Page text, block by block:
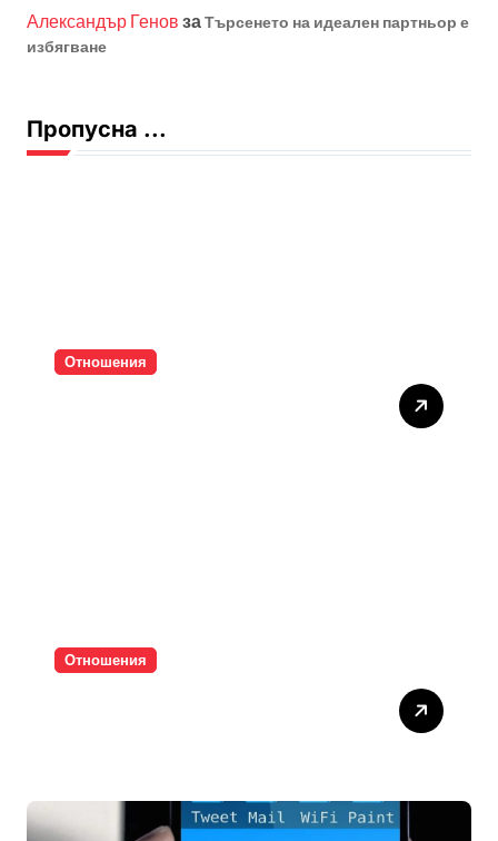
Александър Генов заТърсенето на идеален партньор е
избягване
Пропусна ...
Отношения
Отношения